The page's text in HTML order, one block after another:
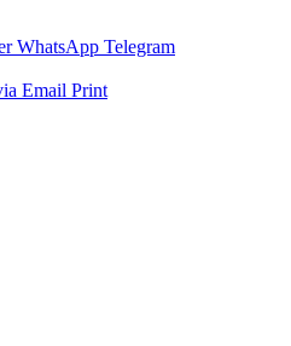
WhatsApp Telegram
Email Print